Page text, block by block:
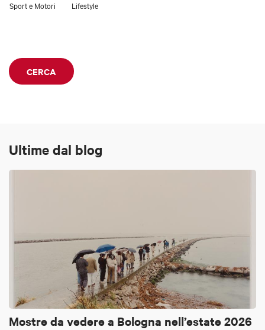
Sport e Motori Lifestyle
CERCA
Ultime dal blog
Mostre da vedere a Bologna nell’estate 2026